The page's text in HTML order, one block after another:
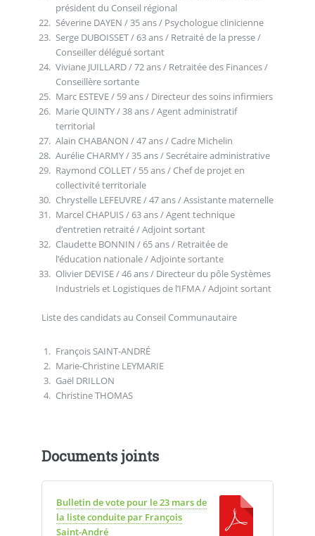
président du Conseil régional
Séverine DAYEN / 35 ans / Psychologue clinicienne
Serge DUBOISSET / 63 ans / Retraité de la presse /
Conseiller délégué sortant
Viviane JUILLARD / 72 ans / Retraitée des Finances /
Conseillère sortante
Marc ESTEVE / 59 ans / Directeur des soins infirmiers
Marie QUINTY / 38 ans / Agent administratif
territorial
Alain CHABANON / 47 ans / Cadre Michelin
Aurélie CHARMY / 35 ans / Secrétaire administrative
Raymond COLLET / 55 ans / Chef de projet en
collectivité territoriale
Chrystelle LEFEUVRE / 47 ans / Assistante maternelle
Marcel CHAPUIS / 63 ans / Agent technique
d’entretien retraité / Adjoint sortant
Claudette BONNIN / 65 ans / Retraitée de
l’éducation nationale / Adjointe sortante
Olivier DEVISE / 46 ans / Directeur du pôle Systèmes
Industriels et Logistiques de l’IFMA / Adjoint sortant
Liste des candidats au Conseil Communautaire
François SAINT-ANDRÉ
Marie-Christine LEYMARIE
Gaël DRILLON
Christine THOMAS
Documents joints
Bulletin de vote pour le 23 mars de
la liste conduite par François
Saint-André